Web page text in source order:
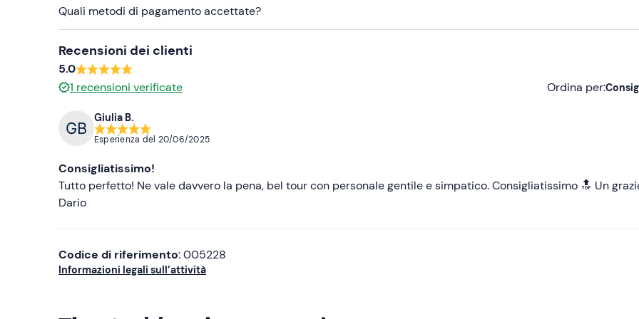
Quali metodi di pagamento accettate?
Recensioni dei clienti
5.0
1 recensioni verificate Ordina per:
Meno recenti
Giulia B.
Esperienza del 20/06/2025
Consigliatissimo!
Tutto perfetto! Ne vale davvero la pena, bel tour con personale gentile e simpatico. Consigliatissimo 🔝 Un
Dario
Codice di riferimento: 005228
Informazioni legali sull’attività